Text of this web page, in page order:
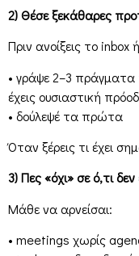
2) Θέσε ξεκάθαρες
Πριν ανοίξεις το
• γράψε 2–3 πράγματα
έχεις ουσιαστική
• δούλεψέ τα πρώτα
Όταν ξέρεις τι έχει
3) Πες «όχι» σε ό,τι δεν
Μάθε να αρνείσαι:
• meetings χωρίς